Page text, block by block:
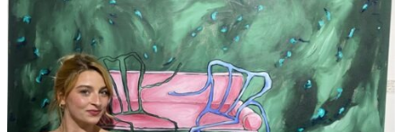
A
B
E
L
-
K
U
L
M
K
R
I
T
I